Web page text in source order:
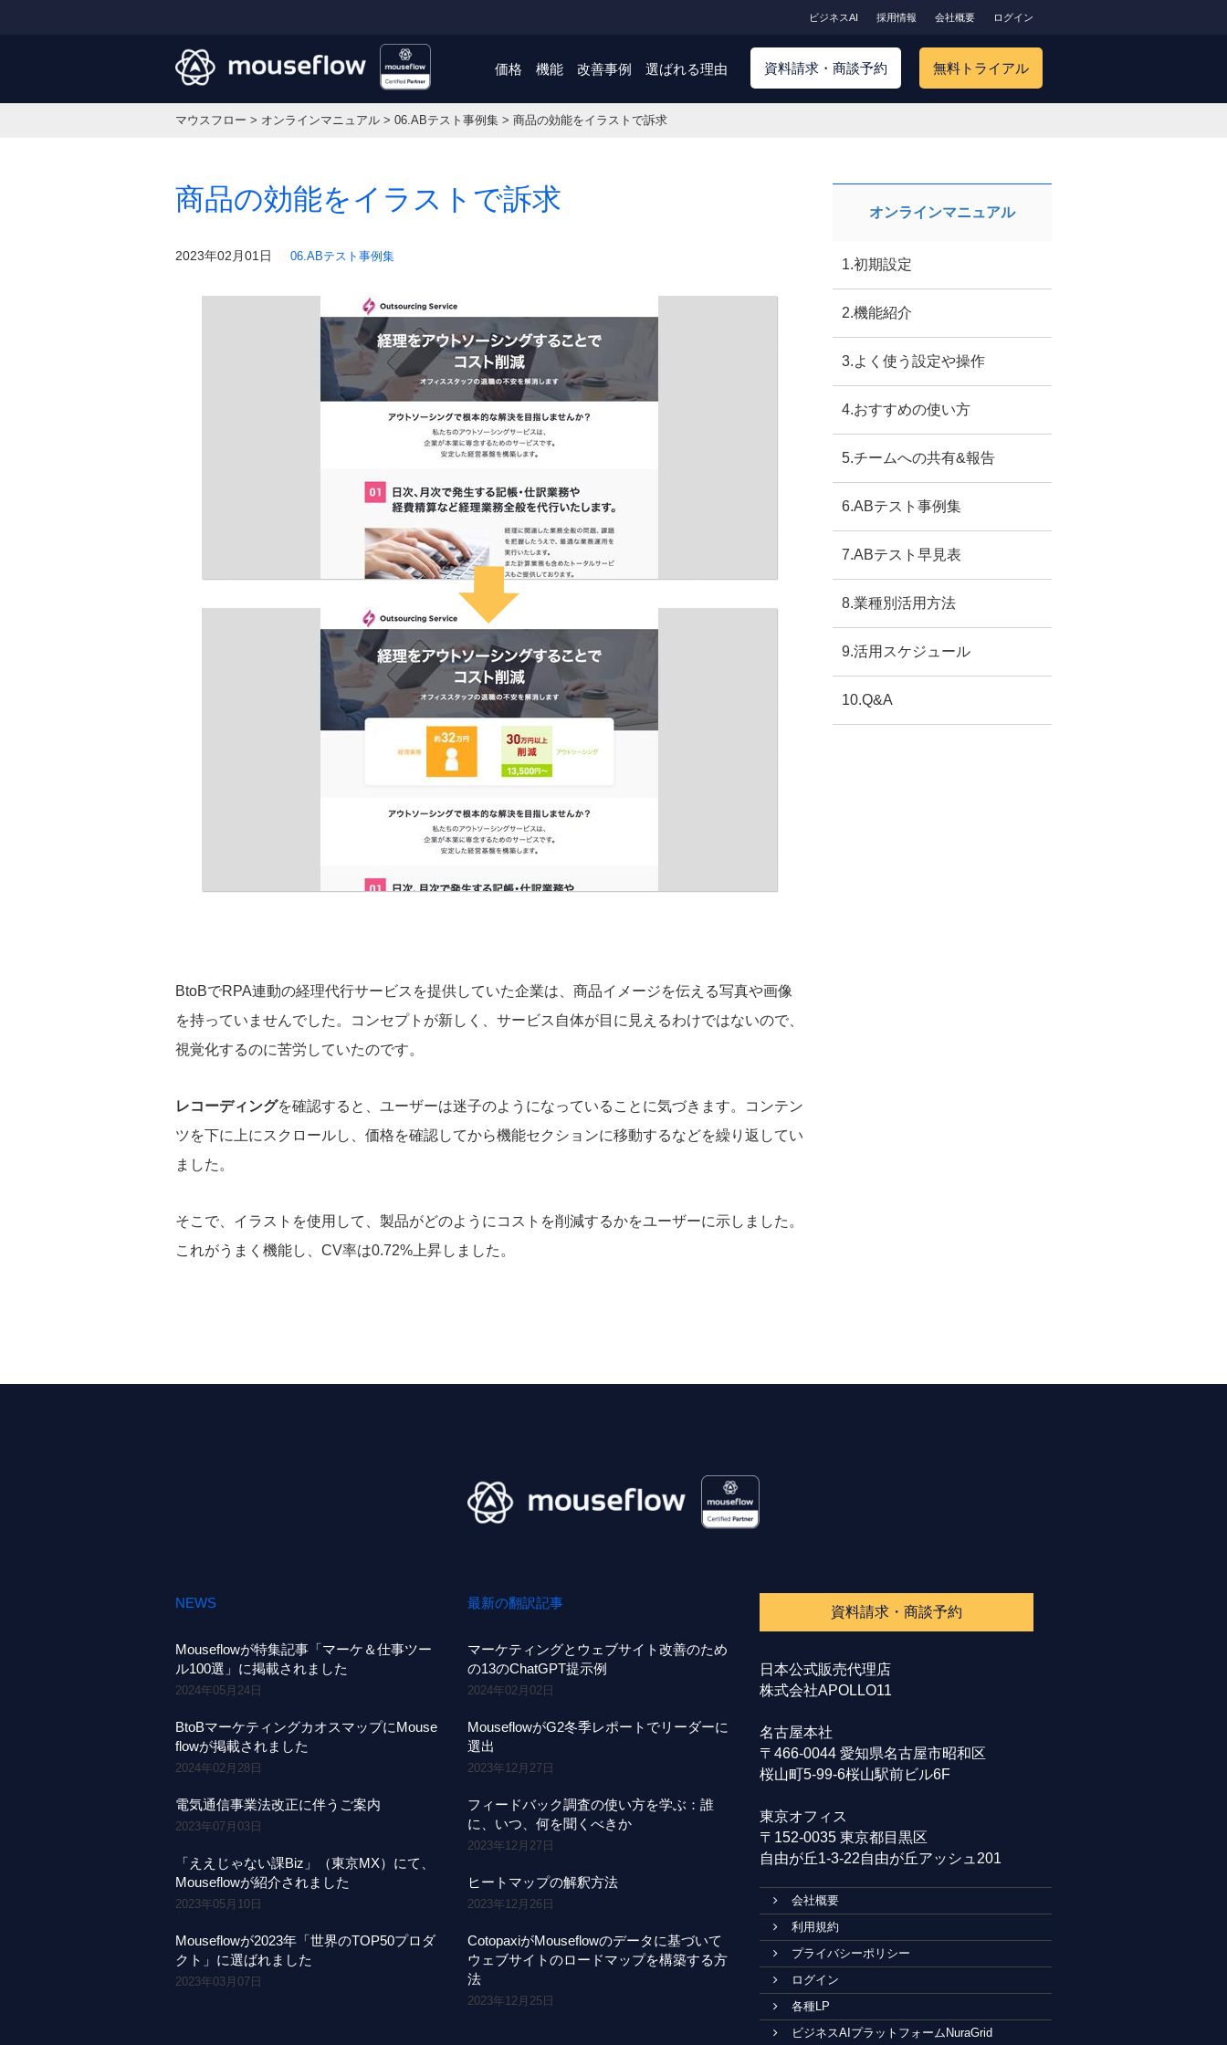
ログイン
会社概要
採用情報
ビジネスAI
無料トライアル
資料請求・商談予約
選ばれる理由
改善事例
機能
価格
マウスフロー > オンラインマニュアル > 06.ABテスト事例集 > 商品の効能をイラストで訴求
商品の効能をイラストで訴求
2023年02月01日 06.ABテスト事例集
BtoBでRPA連動の経理代行サービスを提供していた企業は、商品イメージを伝える写真や画像
を持っていませんでした。
コンセプトが新しく、 サービス自体が目に見えるわけではないので、
視覚化するのに苦労していたのです。
レコーディングを確認すると、ユーザーは迷子のようになっていることに気づきます。コンテン
ツを下に上にスクロールし、価格を確認してから機能セクションに移動するなどを繰り返してい
ました。
そこで、イラストを使用して、製品がどのようにコストを削減するかをユーザーに示しました。
これがうまく機能し、CV率は0.72% 上昇しました。
オンラインマニュアル
1.初期設定
2.機能紹介
3.よく使う設定や操作
4.おすすめの使い方
5.チームへの共有&報告
6.ABテスト事例集
7.ABテスト早見表
8.業種別活用方法
9.活用スケジュール
10.Q&A
NEWS
Mouseflowが特集記事「マーケ＆仕事ツー
ル100選」に掲載されました
2024年05月24日
BtoBマーケティングカオスマップにMouse
flowが掲載されました
2024年02月28日
電気通信事業法改正に伴うご案内
2023年07月03日
「ええじゃない課Biz」（東京MX）にて、
Mouseflowが紹介されました
2023年05月10日
Mouseflowが2023年「世界のTOP50プロダ
クト」に選ばれました
2023年03月07日
最新の翻訳記事
マーケティングとウェブサイト改善のため
の13のChatGPT提示例
2024年02月02日
MouseflowがG2冬季レポートでリーダーに
選出
2023年12月27日
フィードバック調査の使い方を学ぶ：誰
に、いつ、何を聞くべきか
2023年12月27日
ヒートマップの解釈方法
2023年12月26日
CotopaxiがMouseflowのデータに基づいて
ウェブサイトのロードマップを構築する方
法
2023年12月25日
資料請求・商談予約
日本公式販売代理店
株式会社APOLLO11
名古屋本社
〒466-0044 愛知県名古屋市昭和区
桜山町5-99-6桜山駅前ビル6F
東京オフィス
〒152-0035 東京都目黒区
自由が丘1-3-22自由が丘アッシュ201
会社概要
利用規約
プライバシーポリシー
ログイン
各種LP
ビジネスAIプラットフォームNuraGrid